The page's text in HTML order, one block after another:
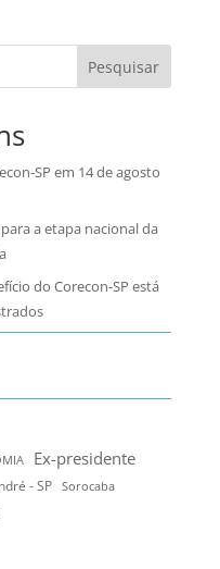
Pesquisar
SP em 14 de agosto
a etapa nacional da
do Corecon-SP está
Ex-presidente
- SP
Sorocaba